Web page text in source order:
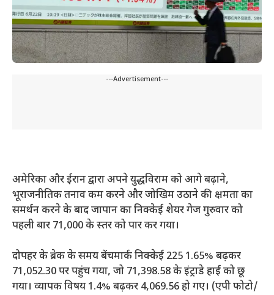
---Advertisement---
अमेरिका और ईरान द्वारा अपने युद्धविराम को आगे बढ़ाने,
भूराजनीतिक तनाव कम करने और जोखिम उठाने की क्षमता का
समर्थन करने के बाद जापान का निक्केई शेयर गेज गुरुवार को
पहली बार 71,000 के स्तर को पार कर गया।
दोपहर के ब्रेक के समय बेंचमार्क निक्केई 225 1.65% बढ़कर
71,052.30 पर पहुंच गया, जो 71,398.58 के इंट्राडे हाई को छू
गया। व्यापक विषय 1.4% बढ़कर 4,069.56 हो गए। (एपी फोटो/